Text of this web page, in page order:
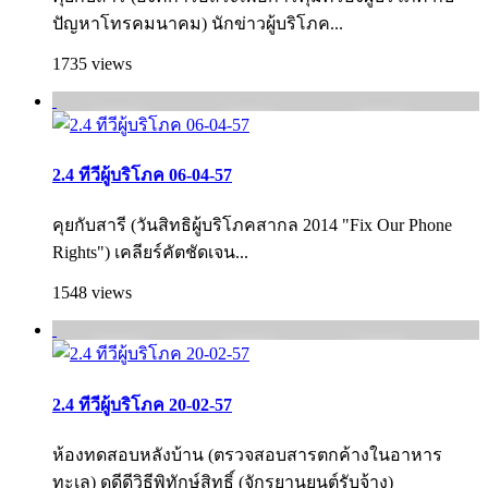
ปัญหาโทรคมนาคม) นักข่าวผู้บริโภค...
1735 views
2.4 ทีวีผู้บริโภค 06-04-57
คุยกับสารี (วันสิทธิผู้บริโภคสากล 2014 "Fix Our Phone
Rights") เคลียร์คัตชัดเจน...
1548 views
2.4 ทีวีผู้บริโภค 20-02-57
ห้องทดสอบหลังบ้าน (ตรวจสอบสารตกค้างในอาหาร
ทะเล) ดูดีดีวิธีพิทักษ์สิทธิ์ (จักรยานยนต์รับจ้าง)